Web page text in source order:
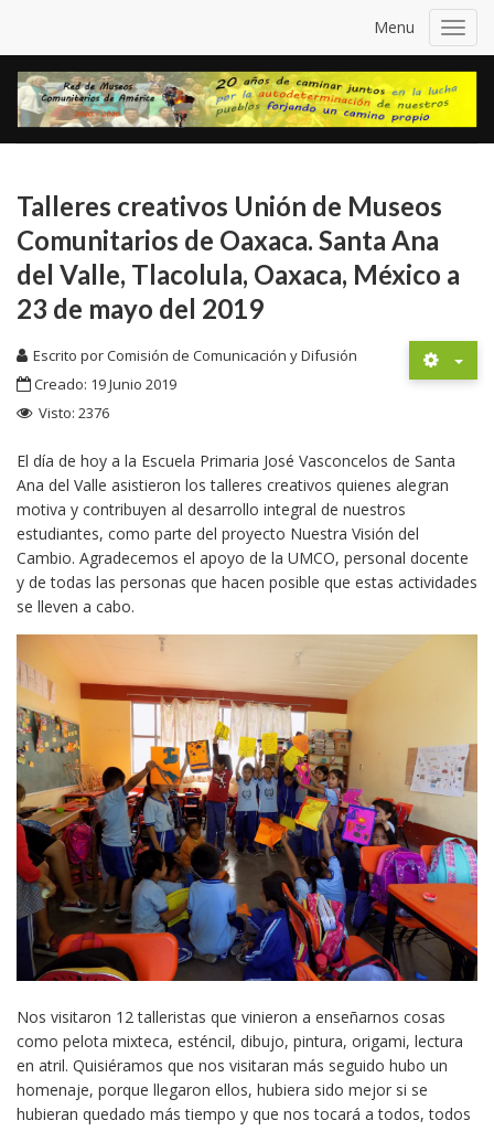
Menu
Talleres creativos Unión de Museos
Comunitarios de Oaxaca. Santa Ana
del Valle, Tlacolula, Oaxaca, México a
23 de mayo del 2019
Escrito porComisión de Comunicación y Difusión
Creado: 19 Junio 2019
Visto: 2376
El día de hoy a la Escuela Primaria José Vasconcelos de Santa
Ana del Valle asistieron los talleres creativos quienes alegran
motiva y contribuyen al desarrollo integral de nuestros
estudiantes, como parte del proyecto Nuestra Visión del
Cambio. Agradecemos el apoyo de la UMCO, personal docente
y de todas las personas que hacen posible que estas actividades
se lleven a cabo.
Nos visitaron 12 talleristas que vinieron a enseñarnos cosas
como pelota mixteca, esténcil, dibujo, pintura, origami, lectura
en atril. Quisiéramos que nos visitaran más seguido hubo un
homenaje, porque llegaron ellos, hubiera sido mejor si se
hubieran quedado más tiempo y que nos tocará a todos, todos